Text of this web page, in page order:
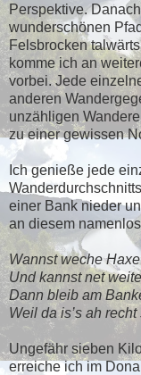
Perspektive.
wunderschönen
Felsbrocken
komme ich an
vorbei. Jede
anderen
unzähligen
zu einer gewissen
Ich genieße jede
einer Bank nieder
an diesem
Wannst weche
Und kannst net
Dann bleib am
Weil da is’s ah recht
Ungefähr sieben
erreiche ich im